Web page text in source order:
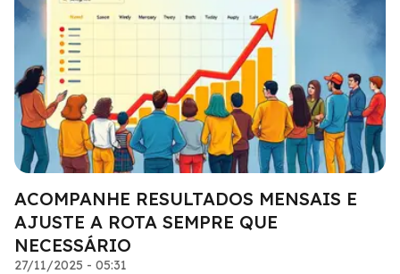
ACOMPANHE RESULTADOS MENSAIS E
AJUSTE A ROTA SEMPRE QUE
NECESSÁRIO
27/11/2025 - 05:31